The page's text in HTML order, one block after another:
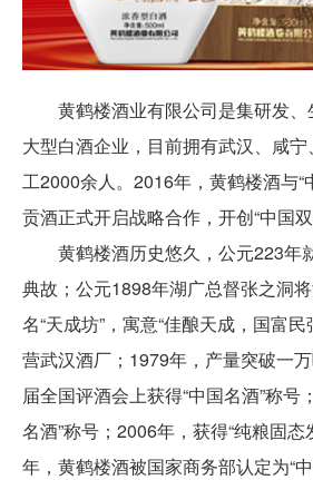
黄鹤楼酒业有限公司是集研发、
大型白酒企业，目前拥有武汉、咸
工2000余人。2016年，黄鹤楼酒与“
贡酒正式开启战略合作，开创“中国双
黄鹤楼酒历史悠久，公元223年就
典故；公元1898年湖广总督张之洞
名“天成坊”，寓意“佳酿天成，国富
营武汉酒厂；1979年，产量突破一
届全国评酒会上获得“中国名酒”称号
名酒”称号；2006年，获得“纯粮固态
年，黄鹤楼酒被国家商务部认定为“